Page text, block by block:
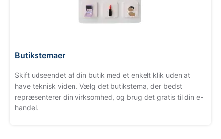
Butikstemaer
Skift udseendet af din butik med et enkelt klik uden at
have teknisk viden. Vælg det butikstema, der bedst
repræsenterer din virksomhed, og brug det gratis til din e-
handel.